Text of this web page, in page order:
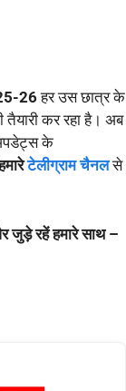
26हर उस छात्र के
तैयारी कर रहा है। अब
के
टेलीग्राम चैनलसे
जुड़े रहें हमारे साथ –